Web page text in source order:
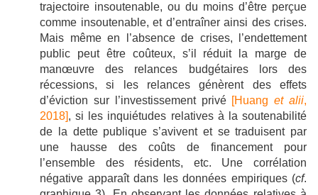
trajectoire insoutenable, ou du moins d’être perçue
comme insoutenable, et d’entraîner ainsi des crises.
Mais même en l’absence de crises, l’endettement
public peut être coûteux, s’il réduit la marge de
manœuvre des relances budgétaires lors des
récessions, si les relances génèrent des effets
d’éviction sur l’investissement privé [Huanget alii,
2018], si les inquiétudes relatives à la soutenabilité
de la dette publique s’avivent et se traduisent par
une hausse des coûts de financement pour
l’ensemble des résidents, etc. Une corrélation
négative apparaît dans les données empiriques (cf.